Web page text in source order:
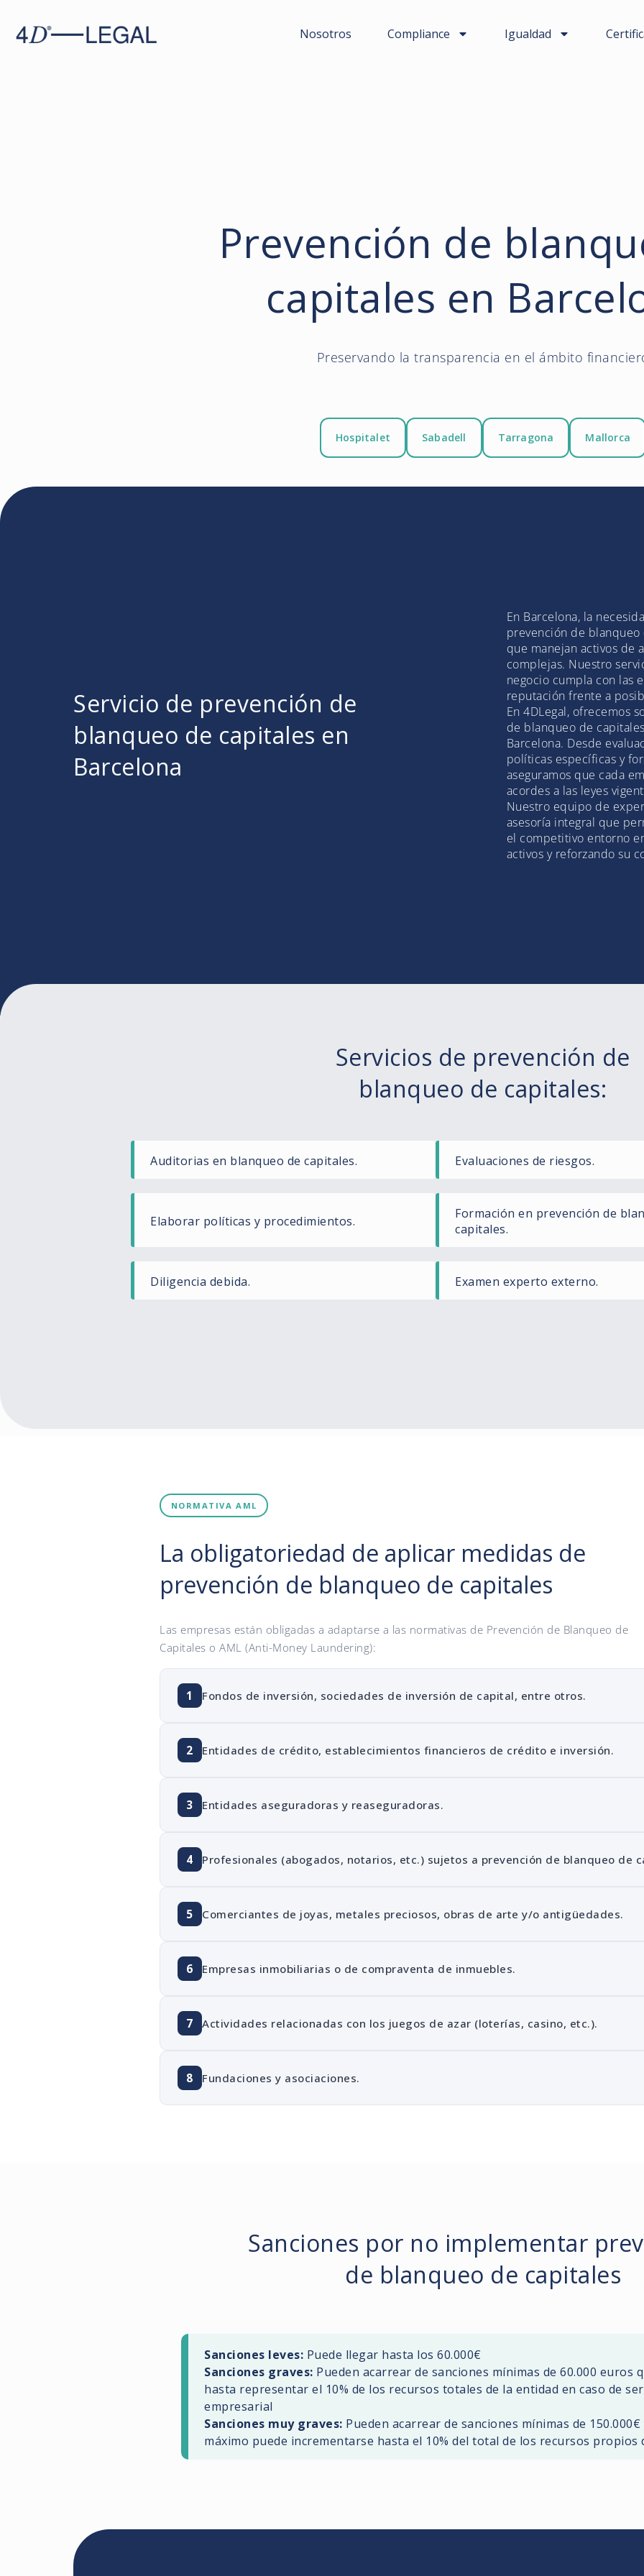
Nosotros Compliance Igualdad
Prevención de
capitales en
Preservando la transparencia en el ámbito
Hospitalet Sabadell Tarragona Mallorca
Servicio de prevención de
blanqueo de capitales en
Barcelona
En Barcelona, la
prevención de blanqueo
que manejan activos de
complejas. Nuestro
negocio cumpla con las
reputación frente a
En 4DLegal, ofrecemos
de blanqueo de
Barcelona. Desde
políticas específicas y
aseguramos que cada
acordes a las leyes
Nuestro equipo de
asesoría integral que
el competitivo entorno
activos y reforzando su
Servicios de prevención de
blanqueo de capitales:
Auditorias en blanqueo de capitales. Evaluaciones de riesgos.
Elaborar políticas y procedimientos.
Formación en prevención de
capitales.
Diligencia debida. Examen experto externo.
NORMATIVA AML
La obligatoriedad de aplicar medidas de
prevención de blanqueo de capitales
Las empresas están obligadas a adaptarse a las normativas de Prevención de Blanqueo de
Capitales o AML (Anti-Money Laundering):
1 Fondos de inversión, sociedades de inversión de capital, entre otros.
2 Entidades de crédito, establecimientos financieros de crédito e inversión.
3 Entidades aseguradoras y reaseguradoras.
4 Profesionales (abogados, notarios, etc.) sujetos a prevención de blanqueo de
5 Comerciantes de joyas, metales preciosos, obras de arte y/o antigüedades.
6 Empresas inmobiliarias o de compraventa de inmuebles.
7 Actividades relacionadas con los juegos de azar (loterías, casino, etc.).
8 Fundaciones y asociaciones.
Sanciones por no implementar
de blanqueo de capitales
Sanciones leves: Puede llegar hasta los 60.000€
Sanciones graves: Pueden acarrear de sanciones mínimas de 60.000 euros
hasta representar el 10% de los recursos totales de la entidad en caso de
empresarial
Sanciones muy graves: Pueden acarrear de sanciones mínimas de
máximo puede incrementarse hasta el 10% del total de los recursos propios